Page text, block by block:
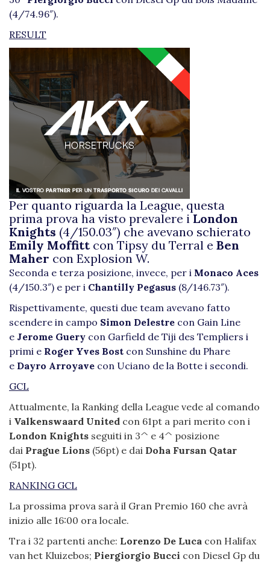
(4/74.96″).
RESULT
Per quanto riguarda la League, questa
prima prova ha visto prevalere i London
Knights (4/150.03″) che avevano schierato
Emily Moffitt con Tipsy du Terral e Ben
Maher con Explosion W.
Seconda e terza posizione, invece, per i Monaco Aces
(4/150.3″) e per i Chantilly Pegasus (8/146.73″).
Rispettivamente, questi due team avevano fatto
scendere in campo Simon Delestre con Gain Line
e Jerome Guery con Garfield de Tiji des Templiers i
primi e Roger Yves Bost con Sunshine du Phare
e Dayro Arroyave con Uciano de la Botte i secondi.
GCL
Attualmente, la Ranking della League vede al comando
i Valkenswaard United con 61pt a pari merito con i
London Knights seguiti in 3^ e 4^ posizione
dai Prague Lions (56pt) e dai Doha Fursan Qatar
(51pt).
RANKING GCL
La prossima prova sarà il Gran Premio 160 che avrà
inizio alle 16:00 ora locale.
Tra i 32 partenti anche: Lorenzo De Luca con Halifax
van het Kluizebos; Piergiorgio Bucci con Diesel Gp du